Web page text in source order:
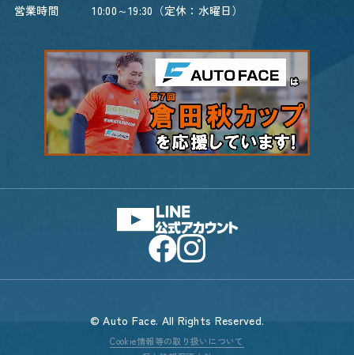
営業時間 10:00～19:30（定休：水曜日）
© Auto Face. All Rights Reserved.
Cookie情報等の取り扱いについて